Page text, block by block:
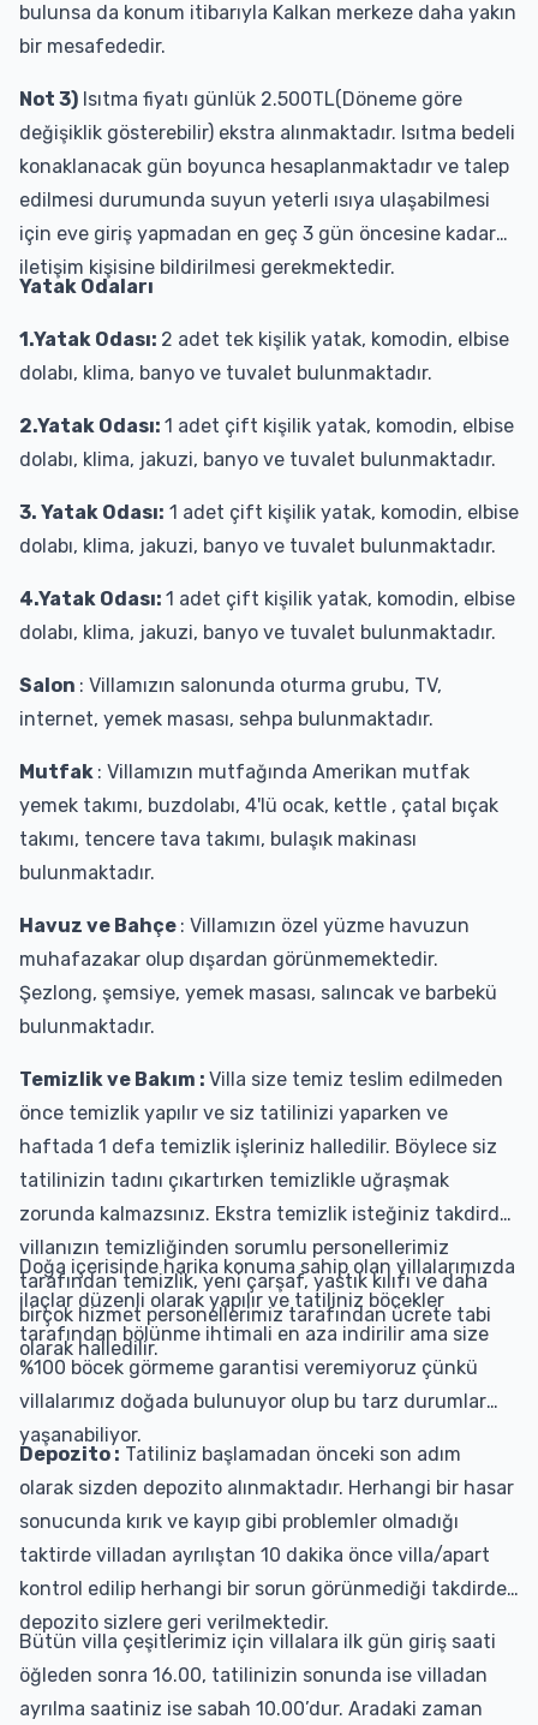
bulunsa da konum itibarıyla Kalkan merkeze daha yakın
bir mesafededir.
Not 3) Isıtma fiyatı günlük 2.500TL(Döneme göre
değişiklik gösterebilir) ekstra alınmaktadır. Isıtma bedeli
konaklanacak gün boyunca hesaplanmaktadır ve talep
edilmesi durumunda suyun yeterli ısıya ulaşabilmesi
için eve giriş yapmadan en geç 3 gün öncesine kadar
iletişim kişisine bildirilmesi gerekmektedir.
Yatak Odaları
1.Yatak Odası: 2 adet tek kişilik yatak, komodin, elbise
dolabı, klima, banyo ve tuvalet bulunmaktadır.
2.Yatak Odası: 1 adet çift kişilik yatak, komodin, elbise
dolabı, klima, jakuzi, banyo ve tuvalet bulunmaktadır.
3. Yatak Odası: 1 adet çift kişilik yatak, komodin, elbise
dolabı, klima, jakuzi, banyo ve tuvalet bulunmaktadır.
4.Yatak Odası: 1 adet çift kişilik yatak, komodin, elbise
dolabı, klima, jakuzi, banyo ve tuvalet bulunmaktadır.
Salon : Villamızın salonunda oturma grubu, TV,
internet, yemek masası, sehpa bulunmaktadır.
Mutfak : Villamızın mutfağında Amerikan mutfak
yemek takımı, buzdolabı, 4'lü ocak, kettle , çatal bıçak
takımı, tencere tava takımı, bulaşık makinası
bulunmaktadır.
Havuz ve Bahçe : Villamızın özel yüzme havuzun
muhafazakar olup dışardan görünmemektedir.
Şezlong, şemsiye, yemek masası, salıncak ve barbekü
bulunmaktadır.
Temizlik ve Bakım : Villa size temiz teslim edilmeden
önce temizlik yapılır ve siz tatilinizi yaparken ve
haftada 1 defa temizlik işleriniz halledilir. Böylece siz
tatilinizin tadını çıkartırken temizlikle uğraşmak
zorunda kalmazsınız. Ekstra temizlik isteğiniz takdirde
villanızın temizliğinden sorumlu personellerimiz
tarafından temizlik, yeni çarşaf, yastık kılıfı ve daha
birçok hizmet personellerimiz tarafından ücrete tabi
olarak halledilir.
Doğa içerisinde harika konuma sahip olan villalarımızda
ilaçlar düzenli olarak yapılır ve tatiliniz böcekler
tarafından bölünme ihtimali en aza indirilir ama size
%100 böcek görmeme garantisi veremiyoruz çünkü
villalarımız doğada bulunuyor olup bu tarz durumlar
yaşanabiliyor.
Depozito : Tatiliniz başlamadan önceki son adım
olarak sizden depozito alınmaktadır. Herhangi bir hasar
sonucunda kırık ve kayıp gibi problemler olmadığı
taktirde villadan ayrılıştan 10 dakika önce villa/apart
kontrol edilip herhangi bir sorun görünmediği takdirde
depozito sizlere geri verilmektedir.
Bütün villa çeşitlerimiz için villalara ilk gün giriş saati
öğleden sonra 16.00, tatilinizin sonunda ise villadan
ayrılma saatiniz ise sabah 10.00’dur. Aradaki zaman